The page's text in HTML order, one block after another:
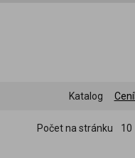
Katalog
Počet na stránku 10